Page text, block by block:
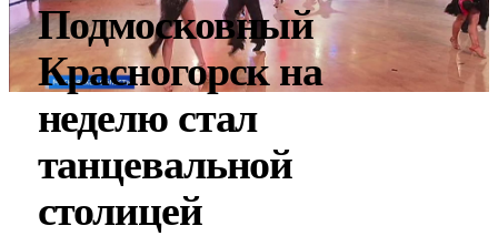
Подмосковный
Красногорск на
неделю стал
танцевальной
столицей